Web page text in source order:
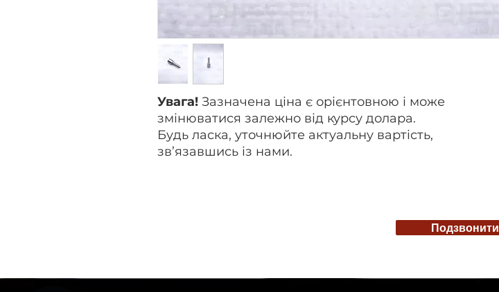
Увага! Зазначена ціна є орієнтовною і може
змінюватися залежно від курсу долара.
Будь ласка, уточнюйте актуальну вартість,
зв’язавшись із нами.
Подзвонити